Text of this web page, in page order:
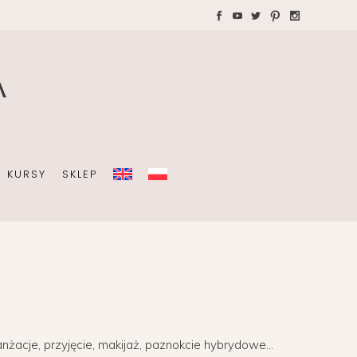
KURSY SKLEP
przyjęcie, makijaż, paznokcie hybrydowe…